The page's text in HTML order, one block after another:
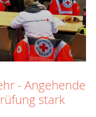
- Angehende
stark